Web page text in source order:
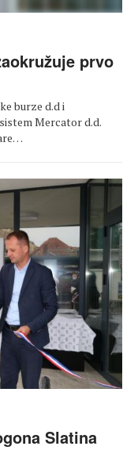
prvo
burze d.d i
Mercator d.d.
Slatina